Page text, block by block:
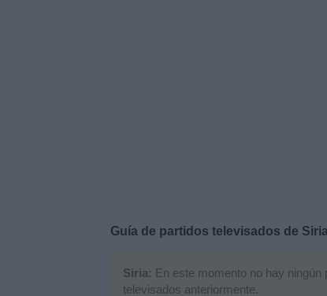
Guía de partidos televisados de
Siria: En este momento no hay
televisados anteriormente.